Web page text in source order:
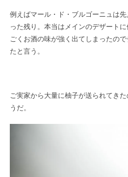
例えばマール・ド・ブルゴーニュは
った残り。本当はメインのデザート
ごくお酒の味が強く出てしまったの
たと言う。
ご実家から大量に柚子が送られてき
うだ。